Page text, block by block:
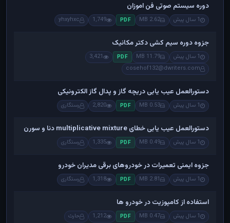
دوره سیستم صوتی فن اموزان
1 سال پیش 2.62 MB
PDF
1,749
yhxyhxc
جزوه دوره سیم کشی دکتر مکانیک
1 سال پیش 11.79 MB
PDF
3,421
cosehof132@dwriters.com
دستورالعمل عیب یابی دریچه گاز و پدال گاز الکترونیکی
1 سال پیش 0.53 MB
PDF
2,820 رستگاری
دستورالعمل عیب یابی خطای multiplicative mixture دنا و سورن
1 سال پیش 0.49 MB
PDF
1,335 رستگاری
جزوه ایمنی تعمیرات در خودروهای برقی مدیران خودرو
1 سال پیش 2.81 MB
PDF
1,318 رستگاری
استفاده از کامپوزیت در خودرو ها
1 سال پیش 0.47 MB
PDF
1,212 حارث